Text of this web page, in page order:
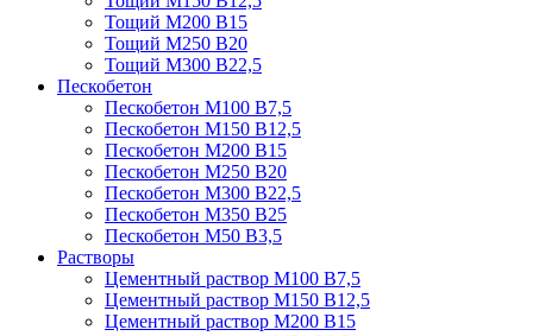
Тощий М200 В15
Тощий М250 В20
Тощий М300 В22,5
Пескобетон
Пескобетон М100 В7,5
Пескобетон М150 В12,5
Пескобетон М200 В15
Пескобетон М250 В20
Пескобетон М300 В22,5
Пескобетон М350 В25
Пескобетон М50 В3,5
Растворы
Цементный раствор М100 В7,5
Цементный раствор М150 В12,5
Цементный раствор М200 В15